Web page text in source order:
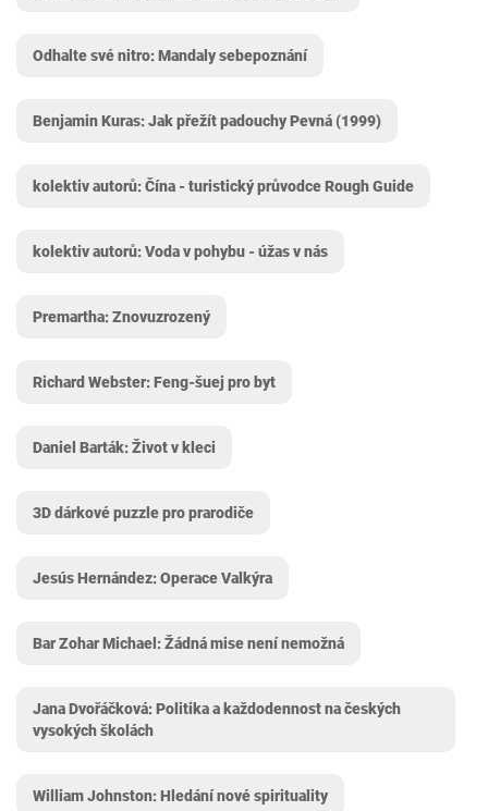
Odhalte své nitro: Mandaly sebepoznání
Benjamin Kuras: Jak přežít padouchy Pevná (1999)
kolektiv autorů: Čína - turistický průvodce Rough Guide
kolektiv autorů: Voda v pohybu - úžas v nás
Premartha: Znovuzrozený
Richard Webster: Feng-šuej pro byt
Daniel Barták: Život v kleci
3D dárkové puzzle pro prarodiče
Jesús Hernández: Operace Valkýra
Bar Zohar Michael: Žádná mise není nemožná
Jana Dvořáčková: Politika a každodennost na českých
vysokých školách
William Johnston: Hledání nové spirituality